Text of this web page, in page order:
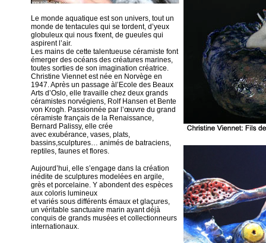
Le monde aquatique est son univers, tout un
monde de tentacules qui se tordent, d’yeux
globuleux qui nous fixent, de gueules qui
aspirent l’air.
Les mains de cette talentueuse céramiste font
émerger des océans des créatures marines,
toutes sorties de son imagination créatrice.
Christine Viennet est née en Norvège en
1947. Après un passage àl’Ecole des Beaux
Arts d’Oslo, elle travaille chez deux grands
céramistes norvégiens, Rolf Hansen et Bente
von Krogh. Passionnée par l’œuvre du grand
céramiste français de la Renaissance,
Bernard Palissy, elle crée
avec exubérance, vases, plats,
bassins,sculptures… animés de batraciens,
reptiles, faunes et flores.
Aujourd’hui, elle s’engage dans la création
inédite de sculptures modelées en argile,
grès et porcelaine. Y abondent des espèces
aux coloris lumineux
et variés sous différents émaux et glaçures,
un véritable sanctuaire marin ayant déjà
conquis de grands musées et collectionneurs
internationaux.